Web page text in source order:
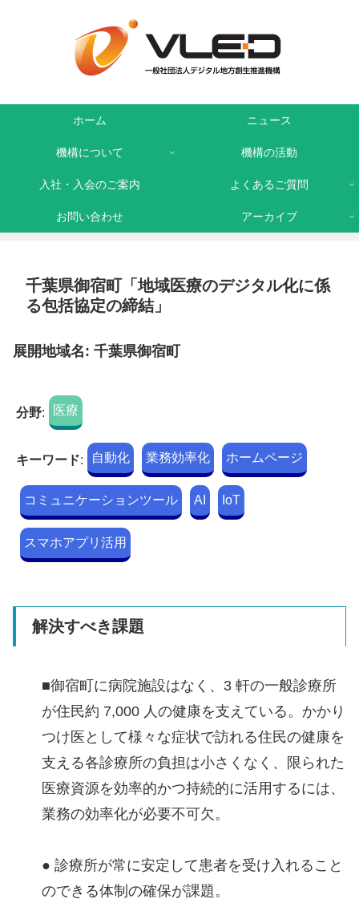
ホーム ニュース
機構について 機構の活動
入社・入会のご案内 よくあるご質問
お問い合わせ アーカイブ
千葉県御宿町「地域医療のデジタル化に係
る包括協定の締結」
展開地域名: 千葉県御宿町
分野: 医療
キーワード: 自動化 業務効率化 ホームページ
コミュニケーションツール AI IoT
スマホアプリ活用
解決すべき課題
■御宿町に病院施設はなく、3 軒の一般診療所
が住民約 7,000 人の健康を支えている。かかり
つけ医として様々な症状で訪れる住民の健康を
支える各診療所の負担は小さくなく、限られた
医療資源を効率的かつ持続的に活用するには、
業務の効率化が必要不可欠。
● 診療所が常に安定して患者を受け入れること
のできる体制の確保が課題。